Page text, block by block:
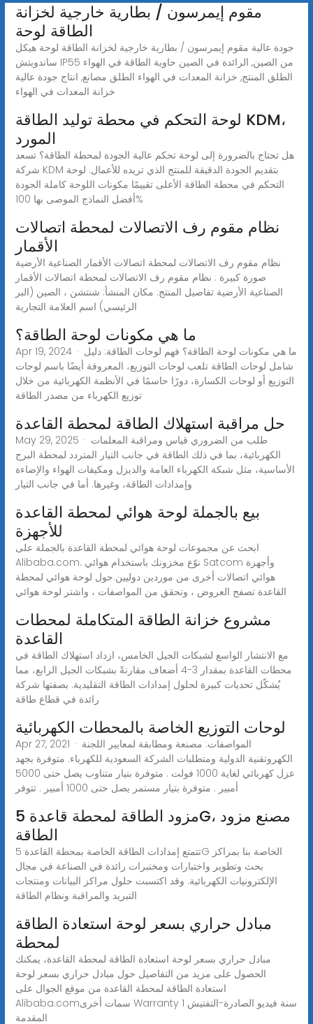
مقوم إيمرسون / بطارية خارجية لخزانة
الطاقة لوحة
جودة عالية مقوم إيمرسون / بطارية خارجية لخزانة الطاقة لوحة هيكل
ساندويتش IP55 من الصين, الرائدة في الصين حاوية الطاقة في الهواء
الطلق المنتج, خزانة المعدات في الهواء الطلق مصانع, انتاج جودة عالية
خزانة المعدات في الهواء
لوحة التحكم في محطة توليد الطاقة KDM،
المورد
هل تحتاج بالضرورة إلى لوحة تحكم عالية الجودة لمحطة الطاقة؟ تسعد
شركة KDM بتقديم الجودة الدقيقة للمنتج الذي تريده للأعمال. لوحة
التحكم في محطة الطاقة الأعلى تقييمًا مكونات اللوحة كاملة الجودة
أفضل النماذج الموصى بها 100%
نظام مقوم رف الاتصالات لمحطة اتصالات
الأقمار
نظام مقوم رف الاتصالات لمحطة اتصالات الأقمار الصناعية الأرضية
صورة كبيرة : نظام مقوم رف الاتصالات لمحطة اتصالات الأقمار
الصناعية الأرضية تفاصيل المنتج: مكان المنشأ: شنتشن ، الصين (البر
الرئيسي) اسم العلامة التجارية
ما هي مكونات لوحة الطاقة؟
Apr 19, 2024 · ما هي مكونات لوحة الطاقة؟ فهم لوحات الطاقة: دليل
شامل لوحات الطاقة تلعب لوحات التوزيع، المعروفة أيضًا باسم لوحات
التوزيع أو لوحات الكسارة، دورًا حاسمًا في الأنظمة الكهربائية من خلال
توزيع الكهرباء من مصدر الطاقة
حل مراقبة استهلاك الطاقة لمحطة القاعدة
May 29, 2025 · طلب من الضروري قياس ومراقبة المعلمات
الكهربائية، بما في ذلك الطاقة في جانب التيار المتردد لمحطة البرج
الأساسية، مثل شبكة الكهرباء العامة والديزل ومكيفات الهواء والإضاءة
وإمدادات الطاقة، وغيرها. أما في جانب التيار
بيع بالجملة لوحة هوائي لمحطة القاعدة
للأجهزة
ابحث عن مجموعات لوحة هوائي لمحطة القاعدة بالجملة على
Alibaba.com. نوّع مخزونك باستخدام هوائي Satcom وأجهزة
هوائي اتصالات أخرى من موردين دوليين.حول لوحة هوائي لمحطة
القاعدة تصفح العروض ، وتحقق من المواصفات ، واشتر لوحة هوائي
مشروع خزانة الطاقة المتكاملة لمحطات
القاعدة
مع الانتشار الواسع لشبكات الجيل الخامس، ازداد استهلاك الطاقة في
محطات القاعدة بمقدار 3-4 أضعاف مقارنةً بشبكات الجيل الرابع، مما
يُشكّل تحديات كبيرة لحلول إمدادات الطاقة التقليدية. بصفتها شركة
رائدة في قطاع طاقة
لوحات التوزيع الخاصة بالمحطات الكهربائية
Apr 27, 2021 · المواصفات: مصنعة ومطابقة لمعايير اللجنة
الكهروتقنية الدولية ومتطلبات الشركة السعودية للكهرباء. متوفرة بجهد
عزل كهربائي لغاية 1000 فولت . متوفرة بتيار متناوب يصل حتى 5000
أمبير . متوفرة بتيار مستمر يصل حتى 1000 أمبير . تتوفر
مزود الطاقة لمحطة قاعدة 5G، مصنع مزود
الطاقة
تتمتع إمدادات الطاقة الخاصة بمحطة القاعدة 5G الخاصة بنا بمراكز
بحث وتطوير واختبارات ومختبرات رائدة في الصناعة في مجال
الإلكترونيات الكهربائية. وقد اكتسبت حلول مراكز البيانات ومنتجات
التبريد والمراقبة ونظام الطاقة
مبادل حراري بسعر لوحة استعادة الطاقة
لمحطة
مبادل حراري بسعر لوحة استعادة الطاقة لمحطة القاعدة، يمكنك
الحصول على مزيد من التفاصيل حول مبادل حراري بسعر لوحة
استعادة الطاقة لمحطة القاعدة من موقع الجوال على
Alibaba.comسمات أخرى Warranty 1 سنة فيديو الصادرة-التفتيش
المقدمة